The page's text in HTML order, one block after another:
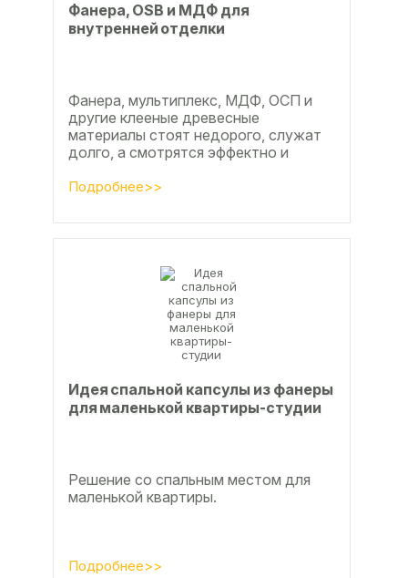
Фанера, OSB и МДФ для
внутренней отделки
Фанера, мультиплекс, МДФ, ОСП и
другие клееные древесные
материалы стоят недорого, служат
долго, а смотрятся эффектно и
Подробнее>>
Идея спальной капсулы из фанеры
для маленькой квартиры-студии
Решение со спальным местом для
маленькой квартиры.
Подробнее>>